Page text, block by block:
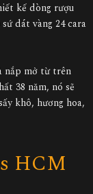
kế dòng rượu
dát vàng 24 cara
nắp mở từ trên
38 năm, nó sẽ
khô, hương hoa,
HCM